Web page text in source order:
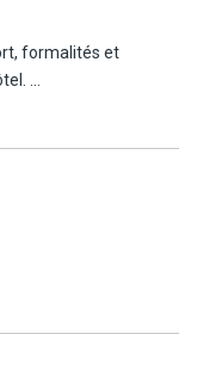
formalités et
Mosquée de grès et
24 carats). Visite du
et interactive.
à travers des
orné de
house).